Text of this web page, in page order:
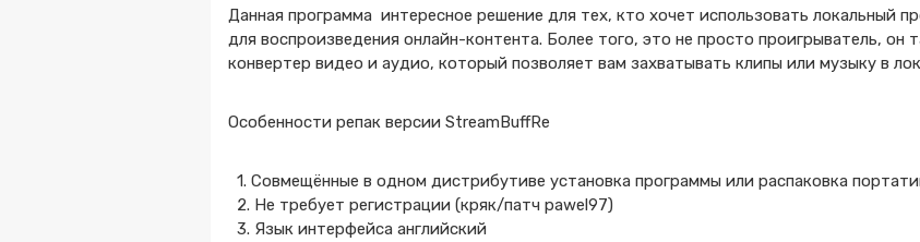
Данная программа интересное решение для тех, кто хочет использовать локальный
для воспроизведения онлайн-контента. Более того, это не просто проигрыватель, он
конвертер видео и аудио, который позволяет вам захватывать клипы или музыку в
Особенности репак версии StreamBuffRe
1. Совмещённые в одном дистрибутиве установка программы или распаковка
2. Не требует регистрации (кряк/патч pawel97)
3. Язык интерфейса английский